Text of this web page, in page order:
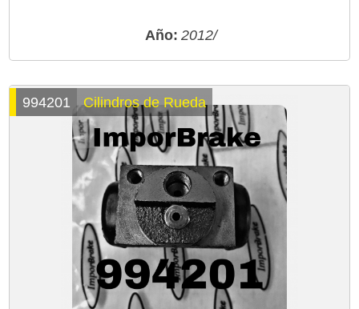
Año: 2012/
994201 Cilindros de Rueda